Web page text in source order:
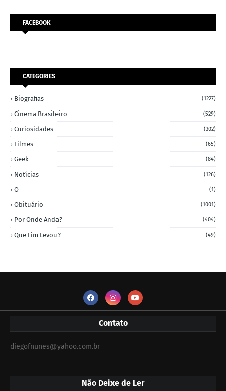
FACEBOOK
CATEGORIES
Biografias (1227)
Cinema Brasileiro (529)
Curiosidades (302)
Filmes (65)
Geek (84)
Notícias (126)
O (1)
Obituário (1001)
Por Onde Anda? (404)
Que Fim Levou? (49)
Contato
diegofnunes@yahoo.com.br
Não Deixe de Ler